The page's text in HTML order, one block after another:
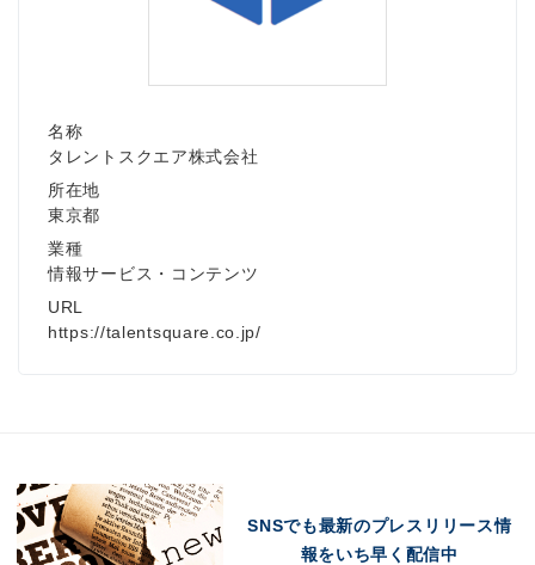
名称
タレントスクエア株式会社
所在地
東京都
業種
情報サービス・コンテンツ
URL
https://talentsquare.co.jp/
SNSでも最新のプレスリリース情
報をいち早く配信中